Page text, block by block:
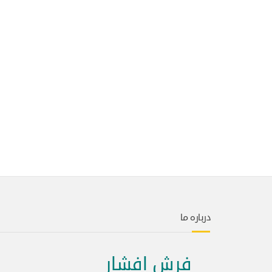
درباره ما
فرش افشار